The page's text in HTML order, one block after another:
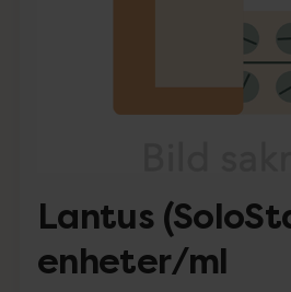
Lantus
enheter/ml